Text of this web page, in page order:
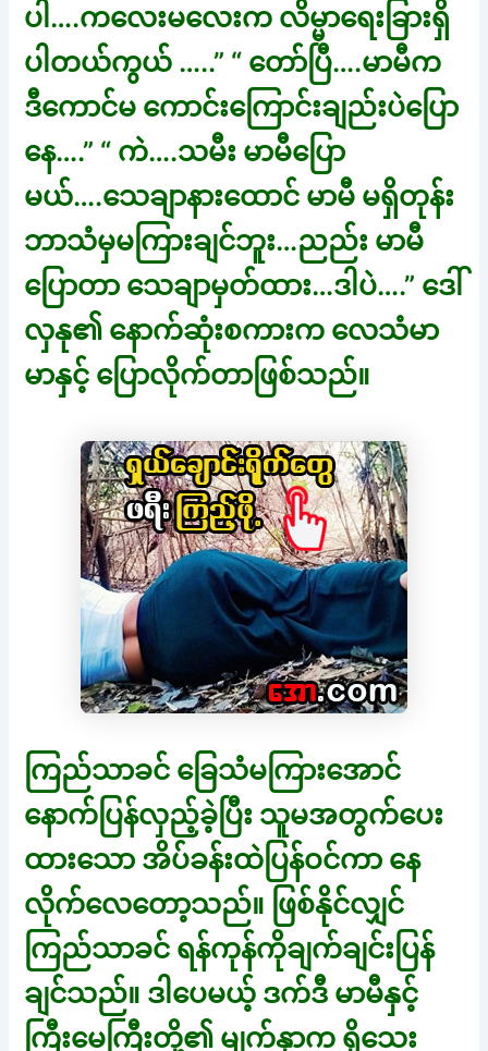
ပါ….ကလေးမလေးက လိမ္မာရေးခြားရှိ
ပါတယ်ကွယ် …..” “ တော်ပြီ….မာမီက
ဒီကောင်မ ကောင်းကြောင်းချည်းပဲပြော
နေ….” “ ကဲ….သမီး မာမီပြော
မယ်….သေချာနားထောင် မာမီ မရှိတုန်း
ဘာသံမှမကြားချင်ဘူး…ညည်း မာမီ
ပြောတာ သေချာမှတ်ထား…ဒါပဲ….” ဒေါ်
လှနု၏ နောက်ဆုံးစကားက လေသံမာ
မာနှင့် ပြောလိုက်တာဖြစ်သည်။
ကြည်သာခင် ခြေသံမကြားအောင်
နောက်ပြန်လှည့်ခဲ့ပြီး သူမအတွက်ပေး
ထားသော အိပ်ခန်းထဲပြန်ဝင်ကာ နေ
လိုက်လေတော့သည်။ ဖြစ်နိုင်လျှင်
ကြည်သာခင် ရန်ကုန်ကိုချက်ချင်းပြန်
ချင်သည်။ ဒါပေမယ့် ဒက်ဒီ မာမီနှင့်
ကြီးမေကြီးတို့၏ မျက်နှာက ရှိသေး